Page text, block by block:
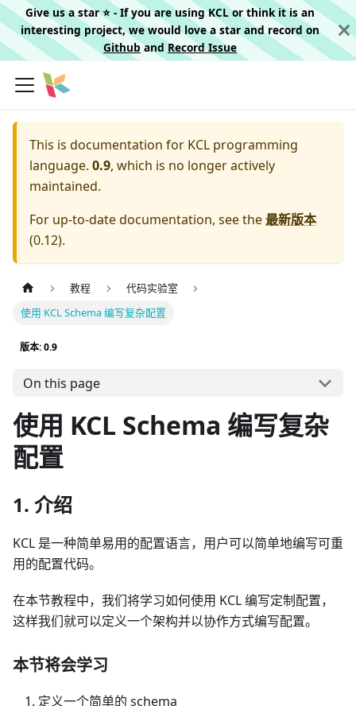
Give us a star ⭐️ - If you are using KCL or think it is an
interesting project, we would love a star and record on
Githuband Record Issue
This is documentation for KCL programming
language. 0.9, which is no longer actively
maintained.
For up-to-date documentation, see the最新版本
(0.12).
教程
代码实验室
使用 KCL Schema 编写复杂配置
版本: 0.9
On this page
使用 KCL Schema 编写复杂
配置
1. 介绍
KCL 是一种简单易用的配置语言，用户可以简单地编写可重
用的配置代码。
在本节教程中，我们将学习如何使用 KCL 编写定制配置，
这样我们就可以定义一个架构并以协作方式编写配置。
本节将会学习
定义一个简单的 schema